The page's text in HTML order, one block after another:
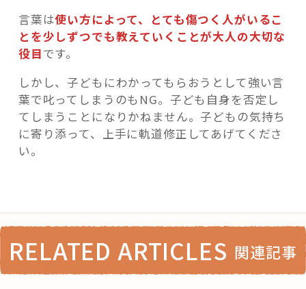
言葉は使い方によって、とても傷つく人がいるこ
とを少しずつでも教えていくことが大人の大切な
役目です。
しかし、子どもにわかってもらおうとして強い言
葉で叱ってしまうのもNG。子ども自身を否定し
てしまうことになりかねません。子どもの気持ち
に寄り添って、上手に軌道修正してあげてくださ
い。
RELATED ARTICLES 関連記事